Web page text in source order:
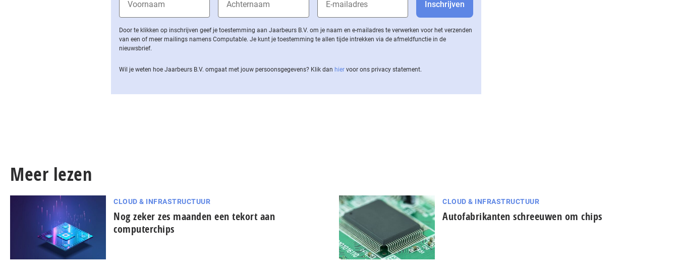
Door te klikken op inschrijven geef je toestemming aan Jaarbeurs B.V. om je naam en e-mailadres te verwerken voor het verzenden
van een of meer mailings namens Computable. Je kunt je toestemming te allen tijde intrekken via de af­meld­func­tie in de
nieuwsbrief.
Wil je weten hoe Jaarbeurs B.V. omgaat met jouw per­soons­ge­ge­vens? Klik dan hier voor ons privacy statement.
Meer lezen
CLOUD & INFRASTRUCTUUR
Nog zeker zes maanden een tekort aan
computerchips
CLOUD & INFRASTRUCTUUR
Autofabrikanten schreeuwen om chips